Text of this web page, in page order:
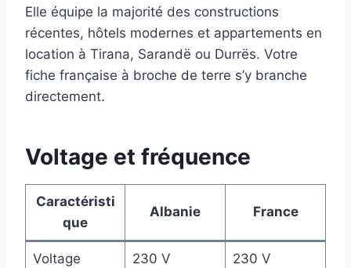
Elle équipe la majorité des constructions
récentes, hôtels modernes et appartements en
location à Tirana, Sarandë ou Durrës. Votre
fiche française à broche de terre s’y branche
directement.
Voltage et fréquence
Caractéristi
que
Albanie France
Voltage 230 V 230 V